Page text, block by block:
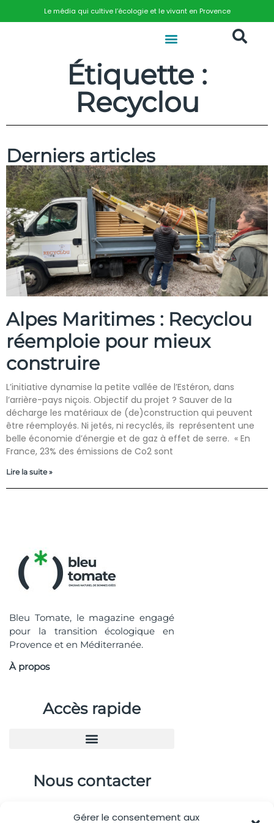
Gérer le consentement aux
Le média qui cultive l’écologie et le vivant en Provence
Étiquette :
Recyclou
Derniers articles
Alpes Maritimes : Recyclou
réemploie pour mieux
construire
L’initiative dynamise la petite vallée de l’Estéron, dans
l’arrière-pays niçois. Objectif du projet ? Sauver de la
décharge les matériaux de (de)construction qui peuvent
être réemployés. Ni jetés, ni recyclés, ils représentent une
belle économie d’énergie et de gaz à effet de serre. « En
France, 23% des émissions de Co2 sont
Lire la suite »
Bleu Tomate, le magazine engagé
pour la transition écologique en
Provence et en Méditerranée.
À propos
Accès rapide
Nous contacter